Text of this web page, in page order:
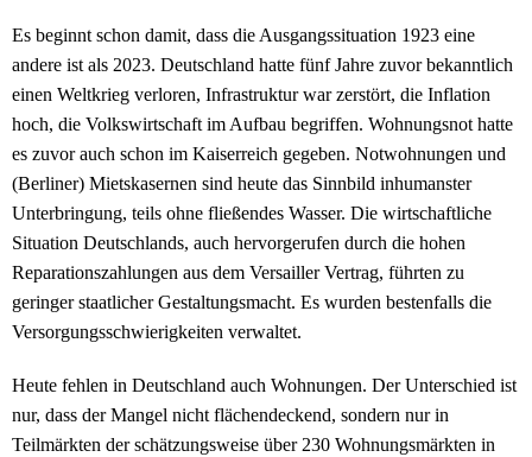
Es beginnt schon damit, dass die Ausgangssituation 1923 eine
andere ist als 2023. Deutschland hatte fünf Jahre zuvor bekanntlich
einen Weltkrieg verloren, Infrastruktur war zerstört, die Inflation
hoch, die Volkswirtschaft im Aufbau begriffen. Wohnungsnot hatte
es zuvor auch schon im Kaiserreich gegeben. Notwohnungen und
(Berliner) Mietskasernen sind heute das Sinnbild inhumanster
Unterbringung, teils ohne fließendes Wasser. Die wirtschaftliche
Situation Deutschlands, auch hervorgerufen durch die hohen
Reparationszahlungen aus dem Versailler Vertrag, führten zu
geringer staatlicher Gestaltungsmacht. Es wurden bestenfalls die
Versorgungsschwierigkeiten verwaltet.
Heute fehlen in Deutschland auch Wohnungen. Der Unterschied ist
nur, dass der Mangel nicht flächendeckend, sondern nur in
Teilmärkten der schätzungsweise über 230 Wohnungsmärkten in